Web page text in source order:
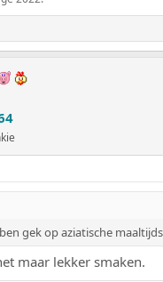
gek op aziatische
maar lekker smaken.